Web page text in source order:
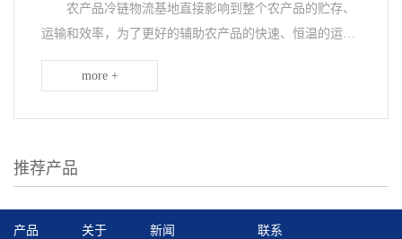
农产品冷链物流基地直接影响到整个农产品的贮存、
运输和效率，为了更好的辅助农产品的快速、恒温的运
输，在冷链物流基地配置多套装卸货平台，那平台哪些设
计和功能来确保农产品冷链物流基地平台能够高效运作的
more +
推荐产品
产品 关于 新闻 联系